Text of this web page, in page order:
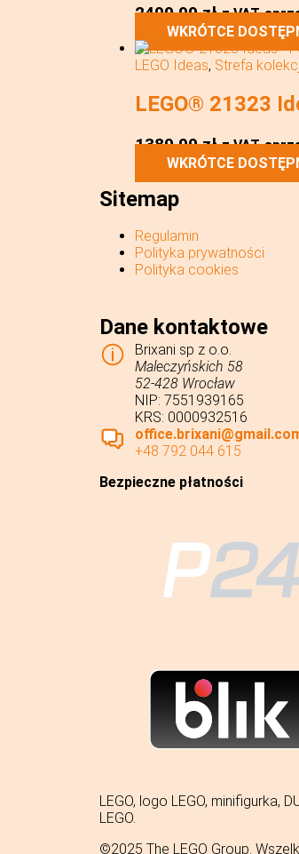
2499,99zł z VAT
WKRÓTCE
LEGO Ideas, Strefa
LEGO® 21323
1389,99zł z VAT
WKRÓTCE
Sitemap
Regulamin
Polityka prywatności
Polityka cookies
Dane kontaktowe
Brixani sp z o.o.
Maleczyńskich 58
52-428 Wrocław
NIP: 7551939165
KRS: 0000932516
+48 792 044 615
Bezpieczne płatności
LEGO, logo LEGO, minifigurka,
LEGO.
©2025 The LEGO Group.